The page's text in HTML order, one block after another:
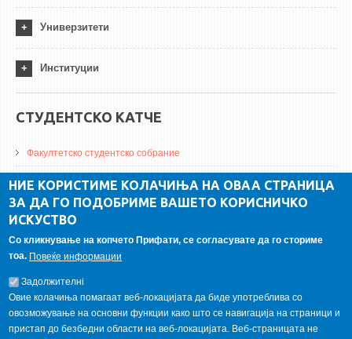
Универзитети
Институции
СТУДЕНТСКО КАТЧЕ
Факултетско студентско собрание
ДА Винчи магазин
Алумни асоцијација
ГАЛЕРИЈА
НИЕ КОРИСТИМЕ КОЛАЧИЊА НА ОВАА СТРАНИЦА
ЗА ДА ГО ПОДОБРИМЕ ВАШЕТО КОРИСНИЧКО
ИСКУСТВО
Со кликнување на копчето Прифати, се согласувате да го сториме
тоа. Повеќе информации
Задолжителнi
Овие колачиња помагаат веб-локацијата да биде употреблива со
овозможување на основни функции како што се навигација на страници и
пристап до безбедни области на веб-локацијата. Веб-страницата не